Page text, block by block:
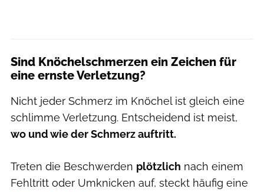
Sind Knöchelschmerzen ein Zeichen für
eine ernste Verletzung?
Nicht jeder Schmerz im Knöchel ist gleich eine
schlimme Verletzung. Entscheidend ist meist,
wo und wie der Schmerz auftritt.
Treten die Beschwerden plötzlich nach einem
Fehltritt oder Umknicken auf, steckt häufig eine